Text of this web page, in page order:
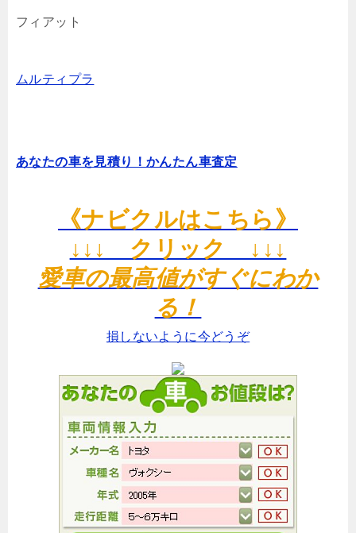
フィアット
ムルティプラ
あなたの車を見積り！かんたん車査定
《ナビクルはこちら》
↓↓↓ クリック ↓↓↓
愛車の最高値がすぐにわか
る！
損しないように今どうぞ